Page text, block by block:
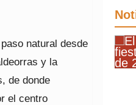
natural desde
y la
de donde
el centro